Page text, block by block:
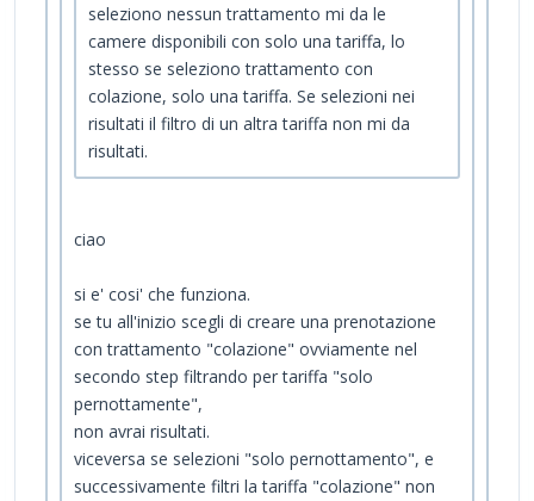
seleziono nessun trattamento mi da le
camere disponibili con solo una tariffa, lo
stesso se seleziono trattamento con
colazione, solo una tariffa. Se selezioni nei
risultati il filtro di un altra tariffa non mi da
risultati.
ciao
si e' cosi' che funziona.
se tu all'inizio scegli di creare una prenotazione
con trattamento "colazione" ovviamente nel
secondo step filtrando per tariffa "solo
pernottamente",
non avrai risultati.
viceversa se selezioni "solo pernottamento", e
successivamente filtri la tariffa "colazione" non